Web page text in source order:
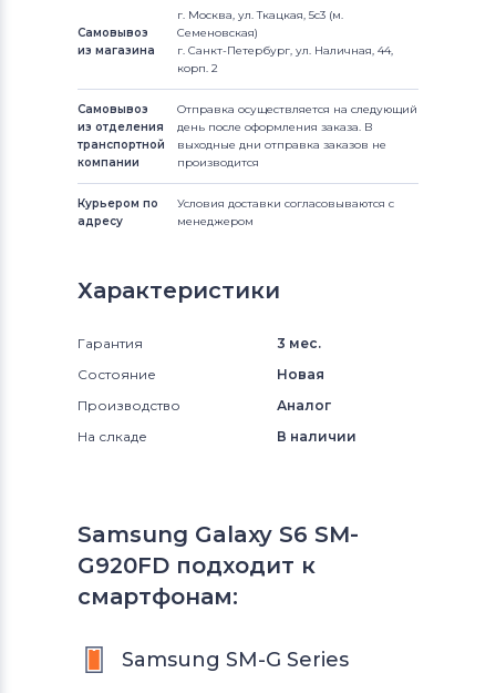
Самовывоз
из магазина
г. Москва, ул. Ткацкая, 5с3 (м.
Семеновская)
г. Санкт-Петербург, ул. Наличная, 44,
корп. 2
Самовывоз
из отделения
транспортной
компании
Отправка осуществляется на следующий
день после оформления заказа. В
выходные дни отправка заказов не
производится
Курьером по
адресу
Условия доставки согласовываются с
менеджером
Характеристики
Гарантия
3 мес.
Состояние
Новая
Производство
Аналог
На слкаде
В наличии
Samsung Galaxy S6 SM-
G920FD подходит к
смартфонам:
Samsung SM-G Series